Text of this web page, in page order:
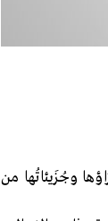
وجُزَيئاتُها من